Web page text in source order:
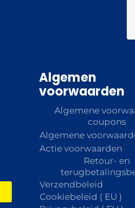
Algemen
voorwaarden
Algemene
coupons
Algemene
Actie voorwaarden
Retour- en
Verzendbeleid
Cookiebeleid ( EU )